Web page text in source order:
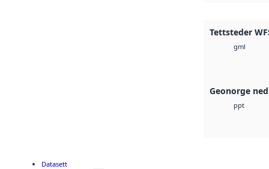
Tettsteder
gml
Geonorge
ppt
Datasett